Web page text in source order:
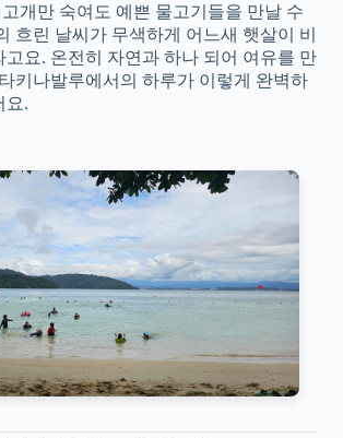
개만 숙여도 예쁜 물고기들을 만날 수
흐린 날씨가 무색하게 어느새 햇살이 비
고요. 온전히 자연과 하나 되어 여유를 만
키나발루에서의 하루가 이렇게 완벽하
요.